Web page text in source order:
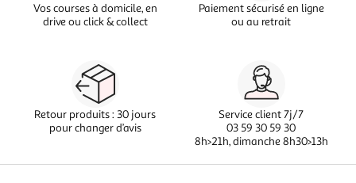
Vos courses à domicile, en
drive ou click & collect
Paiement sécurisé en ligne
ou au retrait
Retour produits : 30 jours
pour changer d’avis
Service client 7j/7
03 59 30 59 30
8h>21h, dimanche 8h30>13h